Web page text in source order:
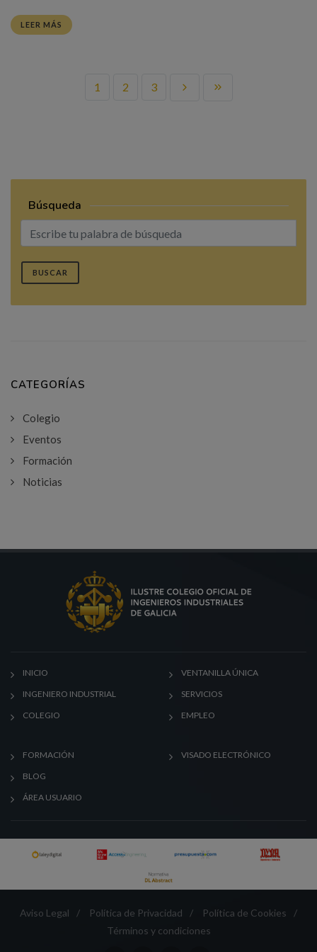
LEER MÁS
1 2 3
Búsqueda
BUSCAR
CATEGORÍAS
Colegio
Eventos
Formación
Noticias
INICIO
INGENIERO INDUSTRIAL
COLEGIO
VENTANILLA ÚNICA
SERVICIOS
EMPLEO
FORMACIÓN
BLOG
ÁREA USUARIO
VISADO ELECTRÓNICO
Aviso Legal / Política de Privacidad / Política de Cookies
/
Términos y condiciones